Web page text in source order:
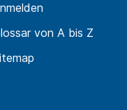
von A bis Z